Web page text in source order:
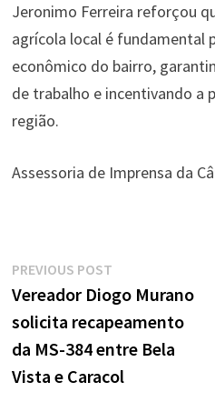
Jeronimo Ferreira reforçou
agrícola local é fundamental
econômico do bairro,
de trabalho e incentivando a
região.
Assessoria de Imprensa da
Navegação
de
Post
PREVIOUS POSTPrevious
post:
Vereador Diogo Murano
solicita recapeamento
da MS-384 entre Bela
Vista e Caracol